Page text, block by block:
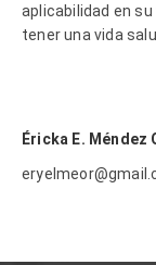
aplicabilidad en
tener una vida
Éricka E. Méndez